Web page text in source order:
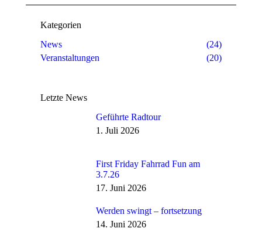
Kategorien
News
(24)
Veranstaltungen
(20)
Letzte News
Geführte Radtour
1. Juli 2026
First Friday Fahrrad Fun am
3.7.26
17. Juni 2026
Werden swingt – fortsetzung
14. Juni 2026